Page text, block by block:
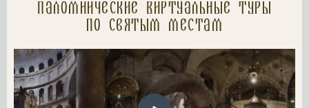
Паломнические Виртуальные туры
по святым местам